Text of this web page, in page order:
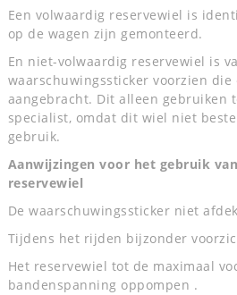
Een volwaardig reservewiel is
op de wagen zijn gemonteerd.
En niet-volwaardig reservewiel is
waarschuwingssticker voorzien die
aangebracht. Dit alleen gebruiken
specialist, omdat dit wiel niet
gebruik.
Aanwijzingen voor het gebruik
reservewiel
De waarschuwingssticker niet
Tijdens het rijden bijzonder
Het reservewiel tot de maximaal
bandenspanning oppompen .